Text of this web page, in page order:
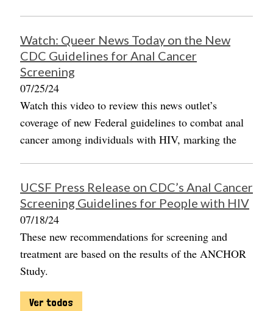
Watch: Queer News Today on the New
CDC Guidelines for Anal Cancer
Screening
07/25/24
Watch this video to review this news outlet’s
coverage of new Federal guidelines to combat anal
cancer among individuals with HIV, marking the
UCSF Press Release on CDC’s Anal Cancer
Screening Guidelines for People with HIV
07/18/24
These new recommendations for screening and
treatment are based on the results of the ANCHOR
Study.
Ver todos